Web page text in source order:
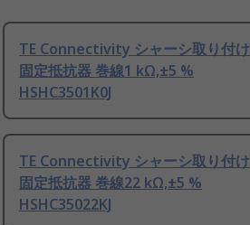
TE Connectivity シャーシ取り付け
固定抵抗器 巻線1 kΩ,±5 %
HSHC3501K0J
TE Connectivity シャーシ取り付け
固定抵抗器 巻線22 kΩ,±5 %
HSHC35022KJ